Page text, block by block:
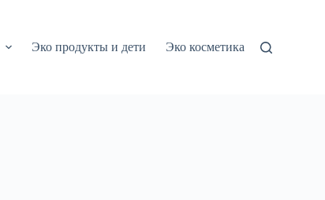
Эко продукты и дети Эко косметика